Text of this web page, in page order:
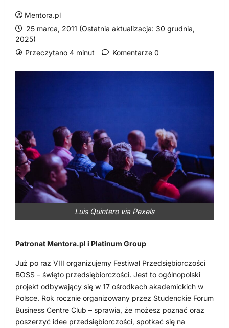
Mentora.pl
25 marca, 2011 (Ostatnia aktualizacja: 30 grudnia,
2025)
Przeczytano 4 minut
Komentarze 0
Luis Quintero via Pexels
Patronat Mentora.pl i Platinum Group
Już po raz VIII organizujemy Festiwal Przedsiębiorczości
BOSS – święto przedsiębiorczości. Jest to ogólnopolski
projekt odbywający się w 17 ośrodkach akademickich w
Polsce. Rok rocznie organizowany przez Studenckie Forum
Business Centre Club – sprawia, że możesz poznać oraz
poszerzyć idee przedsiębiorczości, spotkać się na